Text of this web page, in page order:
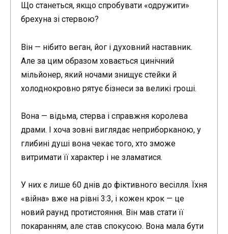
Що станеться, якщо спробувати «одружити»
брехуна зі стервою?
Він — нібито веган, йог і духовний наставник.
Але за цим образом ховається цинічний
мільйонер, який ночами знищує стейки й
холоднокровно рятує бізнеси за великі гроші.
Вона — відьма, стерва і справжня королева
драми. І хоча зовні виглядає неприборканою, у
глибині душі вона чекає того, хто зможе
витримати її характер і не зламатися.
У них є лише 60 днів до фіктивного весілля. Їхня
«війна» вже на рівні 3:3, і кожен крок — це
новий раунд протистояння. Він мав стати її
покаранням, але став спокусою. Вона мала бути